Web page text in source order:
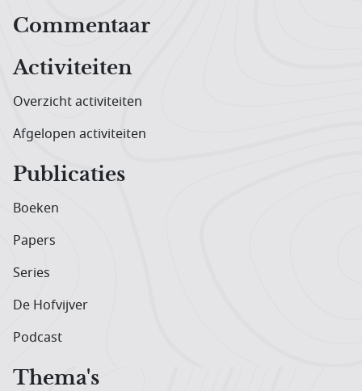
Hoofdnavigatiemenu
Commentaar
Activiteiten
Overzicht activiteiten
Afgelopen activiteiten
Publicaties
Boeken
Papers
Series
De Hofvijver
Podcast
Thema's